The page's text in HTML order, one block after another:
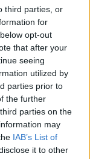
third parties, or
for
opt-out
that after your
seeing
utilized by
parties prior to
the further
parties on the
may
IAB’s List of
it to other
πτυχίο;
που ήταν
πω».
έχει
του κ.
ότι δεν